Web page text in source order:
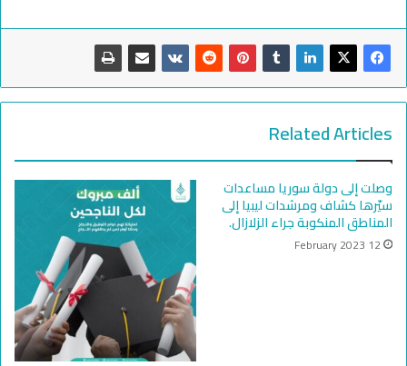
Related Articles
وصلت إلى دولة سوريا مساعدات
سيّرها كشاف ومرشدات ليبيا إلى
المناطق المنكوبة جراء الزلازال.
12 February 2023